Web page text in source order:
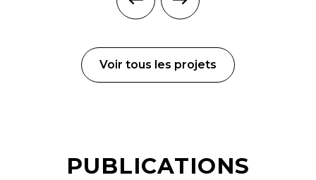
Voir tous les projets
PUBLICATIONS